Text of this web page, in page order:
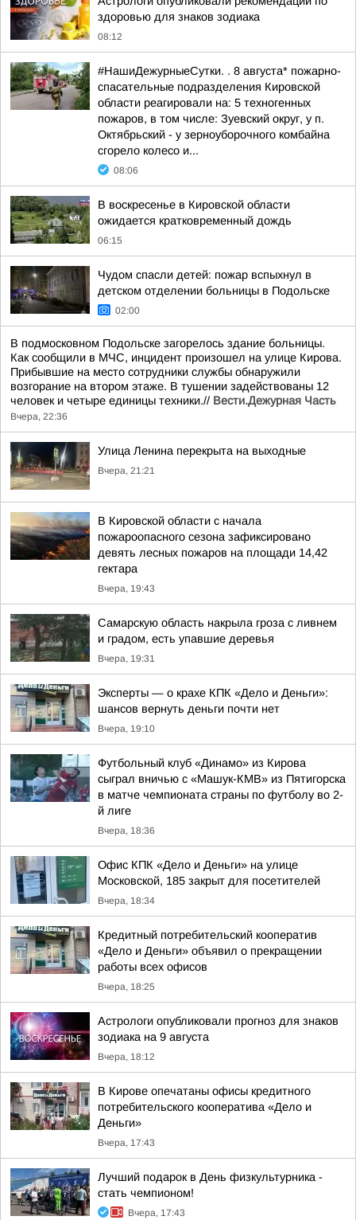
здоровью для знаков зодиака
08:12
#НашиДежурныеСутки. . 8 августа* пожарно-
спасательные подразделения Кировской
области реагировали на: 5 техногенных
пожаров, в том числе: Зуевский округ, у п.
Октябрьский - у зерноуборочного комбайна
сгорело колесо и...
08:06
В воскресенье в Кировской области
ожидается кратковременный дождь
06:15
Чудом спасли детей: пожар вспыхнул в
детском отделении больницы в Подольске
02:00
В подмосковном Подольске загорелось здание больницы.
Как сообщили в МЧС, инцидент произошел на улице Кирова.
Прибывшие на место сотрудники службы обнаружили
возгорание на втором этаже. В тушении задействованы 12
человек и четыре единицы техники.// Вести.Дежурная Часть
Вчера, 22:36
Улица Ленина перекрыта на выходные
Вчера, 21:21
В Кировской области с начала
пожароопасного сезона зафиксировано
девять лесных пожаров на площади 14,42
гектара
Вчера, 19:43
Самарскую область накрыла гроза с ливнем
и градом, есть упавшие деревья
Вчера, 19:31
Эксперты — о крахе КПК «Дело и Деньги»:
шансов вернуть деньги почти нет
Вчера, 19:10
Футбольный клуб «Динамо» из Кирова
сыграл вничью с «Машук-КМВ» из Пятигорска
в матче чемпионата страны по футболу во 2-
й лиге
Вчера, 18:36
Офис КПК «Дело и Деньги» на улице
Московской, 185 закрыт для посетителей
Вчера, 18:34
Кредитный потребительский кооператив
«Дело и Деньги» объявил о прекращении
работы всех офисов
Вчера, 18:25
Астрологи опубликовали прогноз для знаков
зодиака на 9 августа
Вчера, 18:12
В Кирове опечатаны офисы кредитного
потребительского кооператива «Дело и
Деньги»
Вчера, 17:43
Лучший подарок в День физкультурника -
стать чемпионом!
Вчера, 17:43